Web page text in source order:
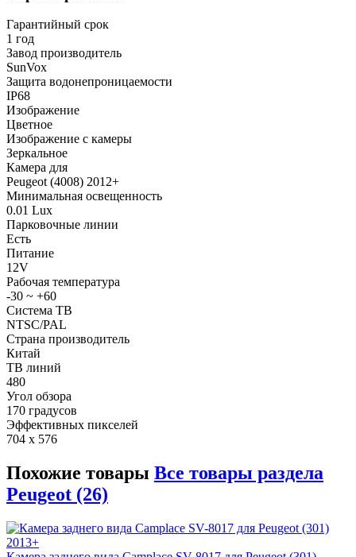
Гарантийный срок
1 год
Завод производитель
SunVox
Защита водонепроницаемости
IP68
Изображение
Цветное
Изображение с камеры
Зеркальное
Камера для
Peugeot (4008) 2012+
Минимальная освещенность
0.01 Lux
Парковочные линии
Есть
Питание
12V
Рабочая температура
-30 ~ +60
Система ТВ
NTSC/PAL
Страна производитель
Китай
ТВ линий
480
Угол обзора
170 градусов
Эффективных пикселей
704 x 576
Похожие товары Все товары раздела
Peugeot (26)